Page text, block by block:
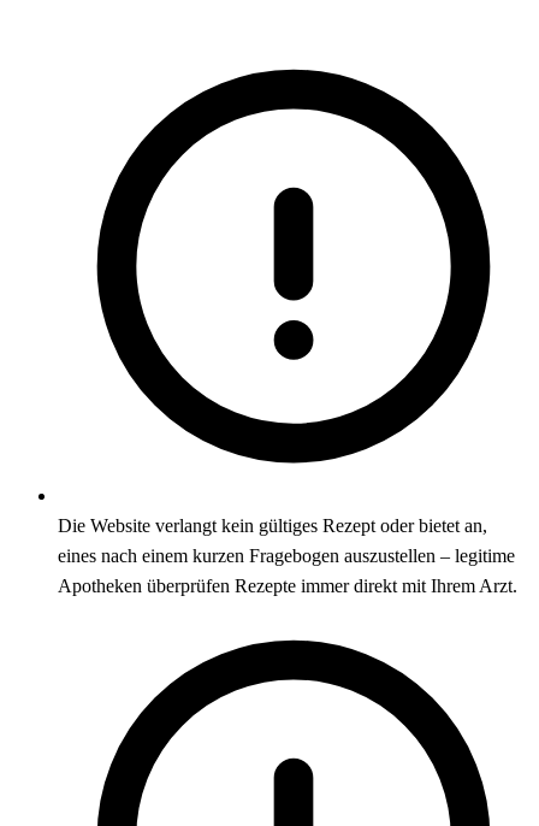
Die Website verlangt kein gültiges Rezept oder bietet an,
eines nach einem kurzen Fragebogen auszustellen – legitime
Apotheken überprüfen Rezepte immer direkt mit Ihrem Arzt.